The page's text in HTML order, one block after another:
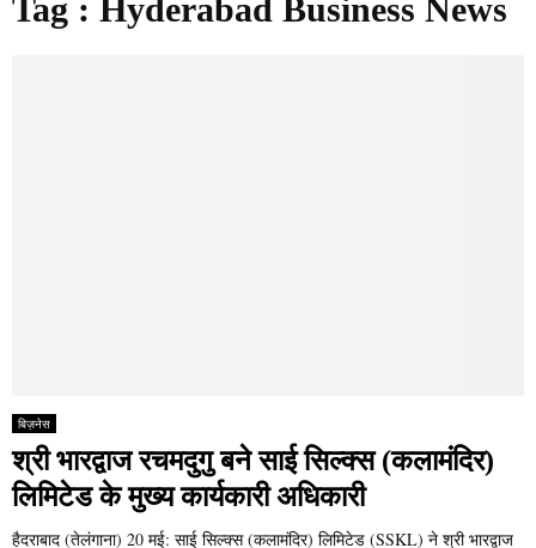
Tag : Hyderabad Business News
बिज़नेस
श्री भारद्वाज रचमदुगु बने साई सिल्क्स (कलामंदिर)
लिमिटेड के मुख्य कार्यकारी अधिकारी
हैदराबाद (तेलंगाना) 20 मई: साई सिल्क्स (कलामंदिर) लिमिटेड (SSKL) ने श्री भारद्वाज